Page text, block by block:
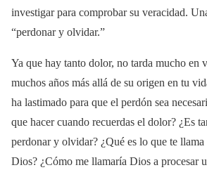
investigar para comprobar su veracidad.
“perdonar y olvidar.”
Ya que hay tanto dolor, no tarda mucho en
muchos años más allá de su origen en tu
ha lastimado para que el perdón sea
que hacer cuando recuerdas el dolor? ¿Es
perdonar y olvidar? ¿Qué es lo que te llama
Dios? ¿Cómo me llamaría Dios a procesar